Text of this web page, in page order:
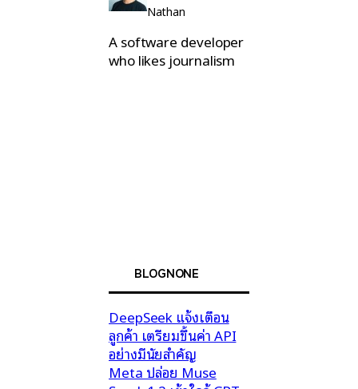
Nathan
A software developer
who likes journalism
BLOGNONE
DeepSeek แจ้งเตือน
ลูกค้า เตรียมขึ้นค่า API
อย่างมีนัยสำคัญ
Meta ปล่อย Muse